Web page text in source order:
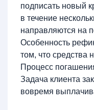
подписать новый
в течение
направляются на
Особенность
том, что средства
Процесс
Задача клиента
вовремя